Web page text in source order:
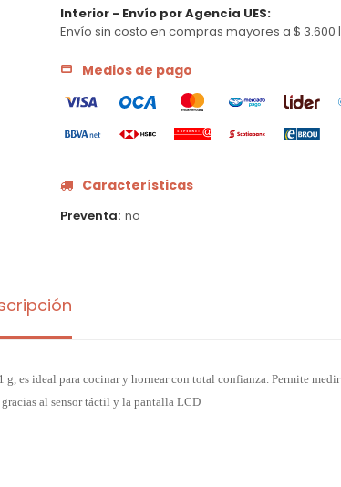
Interior - Envío por Agencia UES:
Envío sin costo en compras mayores a $ 3.600 |
Medios de pago
Características
Preventa no
es ideal para cocinar y hornear con total confianza. Permite medir
al sensor táctil y la pantalla LCD